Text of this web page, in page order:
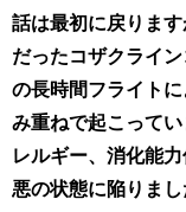
話は最初に戻りま
だったコザクライ
の長時間フライト
み重ねで起こって
レルギー、消化能
悪の状態に陥りまし